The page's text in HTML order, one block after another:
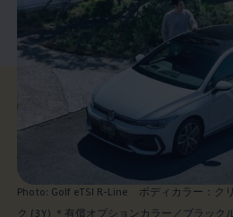
Photo: Golf eTSI R-Line ボディカラー：ク
ク (3Y) ＊有償オプションカラー／ブラッ